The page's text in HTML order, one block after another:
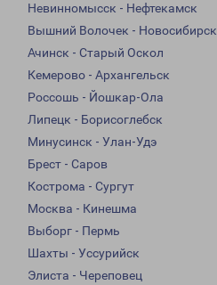
Невинномысск - Нефтекамск
Вышний Волочек - Новосибирск
Ачинск - Старый Оскол
Кемерово - Архангельск
Россошь - Йошкар-Ола
Липецк - Борисоглебск
Минусинск - Улан-Удэ
Брест - Саров
Кострома - Сургут
Москва - Кинешма
Выборг - Пермь
Шахты - Уссурийск
Элиста - Череповец